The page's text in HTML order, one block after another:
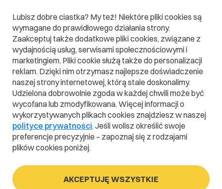
Domena .tattoo
Pokaż, co potrafisz
.tattoo
Szukaj
Lubisz dobre ciastka? My też! Niektóre pliki cookies są
wymagane do prawidłowego działania strony.
Zaakceptuj także dodatkowe pliki cookies, związane z
wydajnością usług, serwisami społecznościowymi i
marketingiem. Pliki cookie służą także do personalizacji
reklam. Dzięki nim otrzymasz najlepsze doświadczenie
naszej strony internetowej, którą stale doskonalimy.
Udzielona dobrowolnie zgoda w każdej chwili może być
wycofana lub zmodyfikowana. Więcej informacji o
wykorzystywanych plikach cookies znajdziesz w naszej
polityce prywatności. Jeśli wolisz określić swoje
preferencje precyzyjnie – zapoznaj się z rodzajami
plików cookies poniżej.
AKCEPTUJĘ WSZYSTKIE